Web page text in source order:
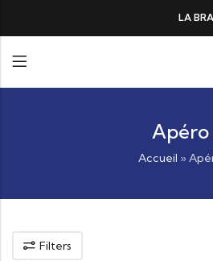
DE MORUE PRÉFÉRÉE DES
Apéro
Accueil »
Filters